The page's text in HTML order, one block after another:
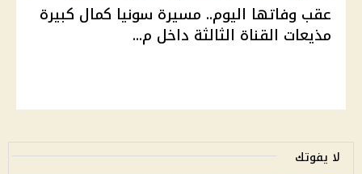
عقب وفاتها اليوم.. مسيرة سونيا كمال كبيرة
مذيعات القناة الثالثة داخل م...
لا يفوتك